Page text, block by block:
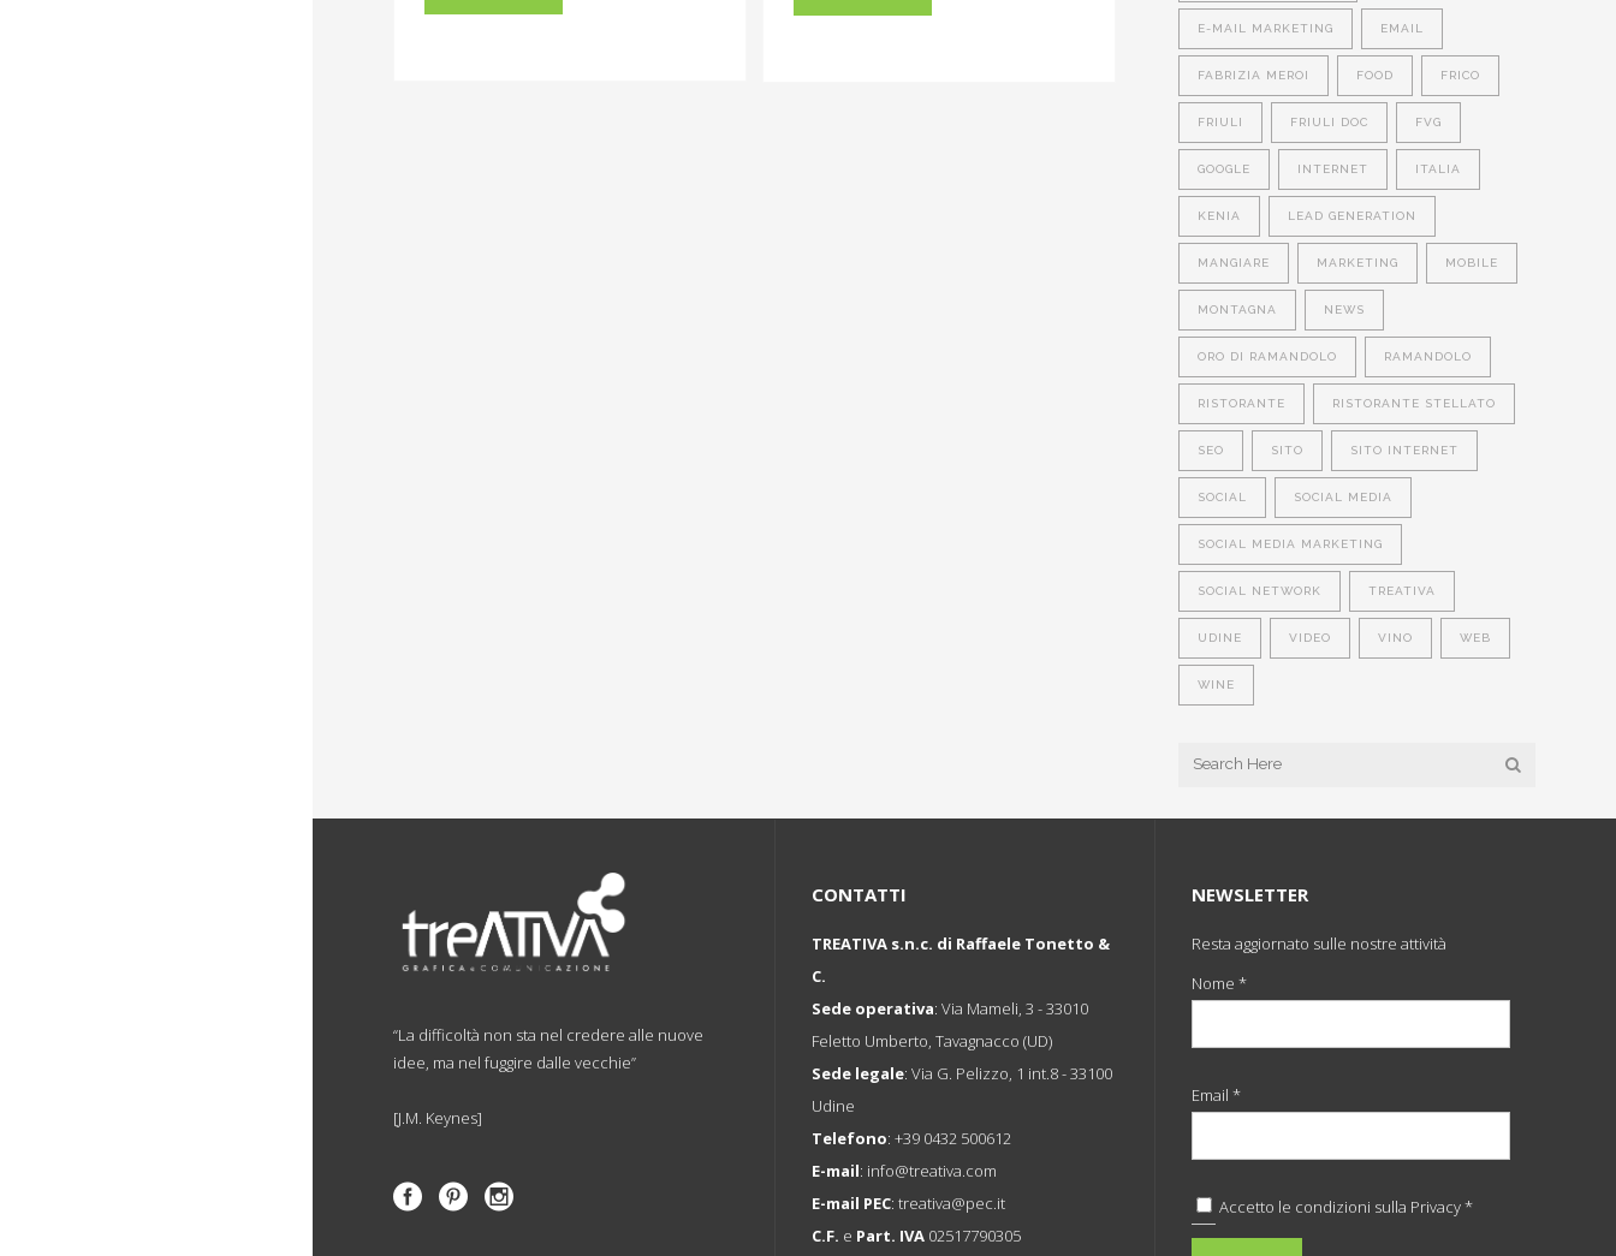
E-MAIL MARKETING EMAIL
FABRIZIA MEROI FOOD FRICO
FRIULI FRIULI DOC FVG
GOOGLE INTERNET ITALIA
KENIA LEAD GENERATION
MANGIARE MARKETING MOBILE
MONTAGNA NEWS
ORO DI RAMANDOLO RAMANDOLO
RISTORANTE RISTORANTE STELLATO
SEO SITO SITO INTERNET
SOCIAL SOCIAL MEDIA
SOCIAL MEDIA MARKETING
SOCIAL NETWORK TREATIVA
UDINE VIDEO VINO WEB
WINE
“La difficoltà non sta nel credere alle nuove
idee, ma nel fuggire dalle vecchie”
[J.M. Keynes]
CONTATTI
TREATIVA s.n.c. di Raffaele Tonetto &
C.
Sede operativa: Via Mameli, 3 - 33010
Feletto Umberto, Tavagnacco (UD)
Sede legale: Via G. Pelizzo, 1 int.8 - 33100
Udine
Telefono: +39 0432 500612
E-mail: info@treativa.com
E-mail PEC: treativa@pec.it
C.F. e Part. IVA02517790305
NEWSLETTER
Resta aggiornato sulle nostre attività
Nome *
Email *
Accetto le condizioni sulla Privacy *